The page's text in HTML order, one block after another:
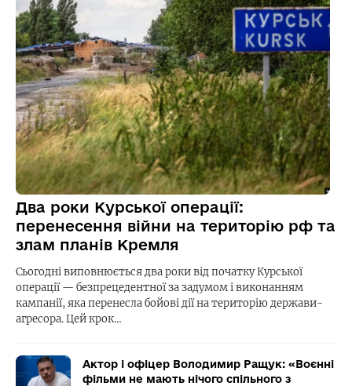
Два роки Курської операції:
перенесення війни на територію рф та
злам планів Кремля
Сьогодні виповнюється два роки від початку Курської
операції — безпрецедентної за задумом і виконанням
кампанії, яка перенесла бойові дії на територію держави-
агресора. Цей крок…
Актор і офіцер Володимир Ращук: «Воєнні
фільми не мають нічого спільного з